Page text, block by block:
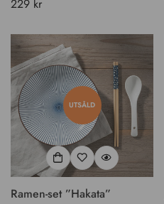
Vanligt
229 kr
UTSÅLD
Ramen-set ”Hakata”